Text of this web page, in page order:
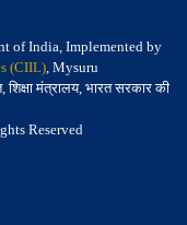
of India, Implemented by
(CIIL), Mysuru
शिक्षा मंत्रालय, भारत सरकार की
Reserved